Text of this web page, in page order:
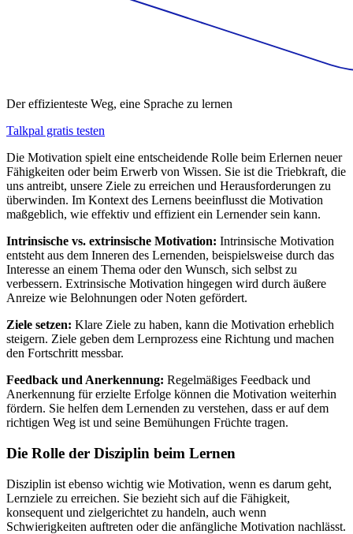
Der effizienteste Weg, eine Sprache zu lernen
Talkpal gratis testen
Die Motivation spielt eine entscheidende Rolle beim Erlernen neuer
Fähigkeiten oder beim Erwerb von Wissen. Sie ist die Triebkraft, die
uns antreibt, unsere Ziele zu erreichen und Herausforderungen zu
überwinden. Im Kontext des Lernens beeinflusst die Motivation
maßgeblich, wie effektiv und effizient ein Lernender sein kann.
Intrinsische vs. extrinsische Motivation: Intrinsische Motivation
entsteht aus dem Inneren des Lernenden, beispielsweise durch das
Interesse an einem Thema oder den Wunsch, sich selbst zu
verbessern. Extrinsische Motivation hingegen wird durch äußere
Anreize wie Belohnungen oder Noten gefördert.
Ziele setzen: Klare Ziele zu haben, kann die Motivation erheblich
steigern. Ziele geben dem Lernprozess eine Richtung und machen
den Fortschritt messbar.
Feedback und Anerkennung: Regelmäßiges Feedback und
Anerkennung für erzielte Erfolge können die Motivation weiterhin
fördern. Sie helfen dem Lernenden zu verstehen, dass er auf dem
richtigen Weg ist und seine Bemühungen Früchte tragen.
Die Rolle der Disziplin beim Lernen
Disziplin ist ebenso wichtig wie Motivation, wenn es darum geht,
Lernziele zu erreichen. Sie bezieht sich auf die Fähigkeit,
konsequent und zielgerichtet zu handeln, auch wenn
Schwierigkeiten auftreten oder die anfängliche Motivation nachlässt.